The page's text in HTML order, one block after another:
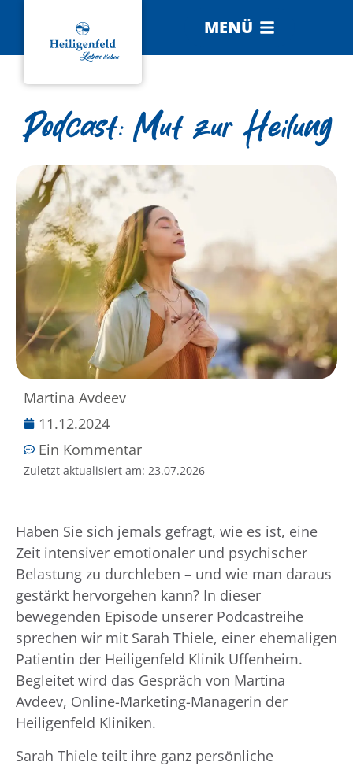
MENÜ
Podcast: Mut zur Heilung
Martina Avdeev
11.12.2024
Ein Kommentar
Zuletzt aktualisiert am: 23.07.2026
Haben Sie sich jemals gefragt, wie es ist, eine
Zeit intensiver emotionaler und psychischer
Belastung zu durchleben – und wie man daraus
gestärkt hervorgehen kann? In dieser
bewegenden Episode unserer Podcastreihe
sprechen wir mit Sarah Thiele, einer ehemaligen
Patientin der Heiligenfeld Klinik Uffenheim.
Begleitet wird das Gespräch von Martina
Avdeev, Online-Marketing-Managerin der
Heiligenfeld Kliniken.
Sarah Thiele teilt ihre ganz persönliche